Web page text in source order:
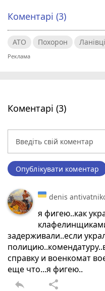
Коментарі (3)
АТО Похорон Ланівці
Коментарі (3)
Опублікувати коментар
denis
я фигею..как
задерживали..если
справку и военкомат
еще что...я фигею..
reply share